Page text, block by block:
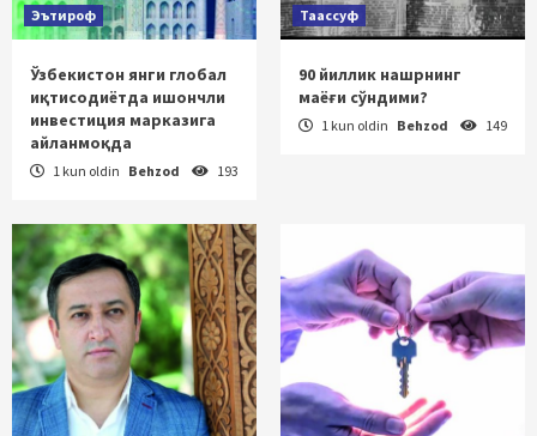
Эътироф
Ўзбекистон янги глобал
иқтисодиётда ишончли
инвестиция марказига
айланмоқда
1 kun oldin Behzod 193
Таассуф
90 йиллик нашрнинг
маёғи сўндими?
1 kun oldin Behzod 149